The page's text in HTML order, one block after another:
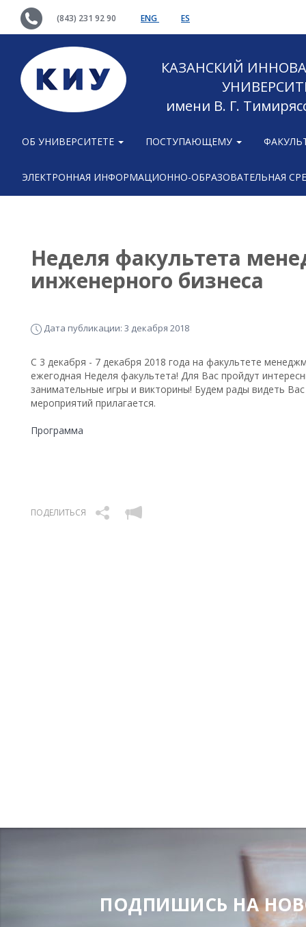
(843) 231 92 90 ENG ES
КАЗАНСКИЙ
имени В. Г.
ОБ УНИВЕРСИТЕТЕ ПОСТУПАЮЩЕМУ
ЭЛЕКТРОННАЯ ИНФОРМАЦИОННО-ОБРАЗОВАТЕЛЬНАЯ
Неделя факультета
инженерного бизнеса
Дата публикации: 3 декабря 2018
С 3 декабря - 7 декабря 2018 года на факультете
ежегодная Неделя факультета! Для Вас пройдут
занимательные игры и викторины! Будем рады видеть
мероприятий прилагается.
Программа
ПОДЕЛИТЬСЯ
ПОДПИШИСЬ НА